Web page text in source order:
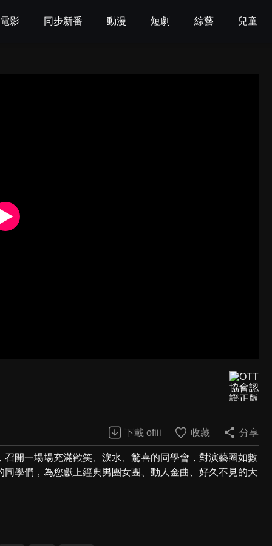
電影 同步新番 動漫 短劇 綜藝 兒童
下載 ofiii 收藏 分享
開一場場充滿歡笑、淚水、驚喜的同學會，對演藝圈如數
學們，為您獻上經典男團女團、動人金曲、好久不見的大